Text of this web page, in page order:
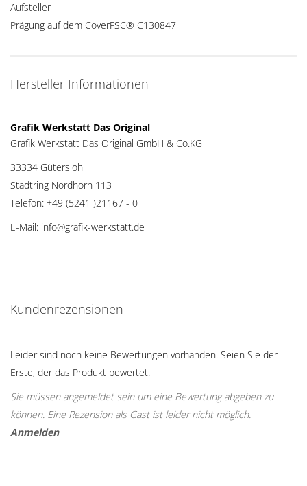
Aufsteller
Prägung auf dem CoverFSC® C130847
Hersteller Informationen
Grafik Werkstatt Das Original
Grafik Werkstatt Das Original GmbH & Co.KG
33334 Gütersloh
Stadtring Nordhorn 113
Telefon: +49 (5241 )21167 - 0
E-Mail: info@grafik-werkstatt.de
Kundenrezensionen
Leider sind noch keine Bewertungen vorhanden. Seien Sie der
Erste, der das Produkt bewertet.
Sie müssen angemeldet sein um eine Bewertung abgeben zu
können. Eine Rezension als Gast ist leider nicht möglich.
Anmelden